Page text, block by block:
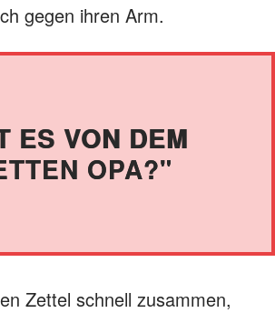
gegen ihren Arm.
ES VON DEM
OPA?"
Zettel schnell zusammen,